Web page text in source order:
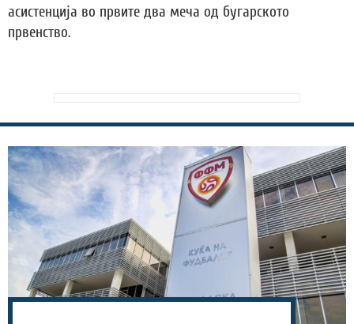
асистенција во првите два меча од бугарското
првенство.